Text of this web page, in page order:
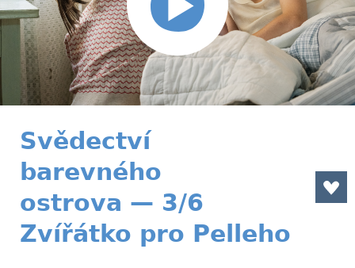
Svědectví
barevného
ostrova — 3/6
Zvířátko pro Pelleho